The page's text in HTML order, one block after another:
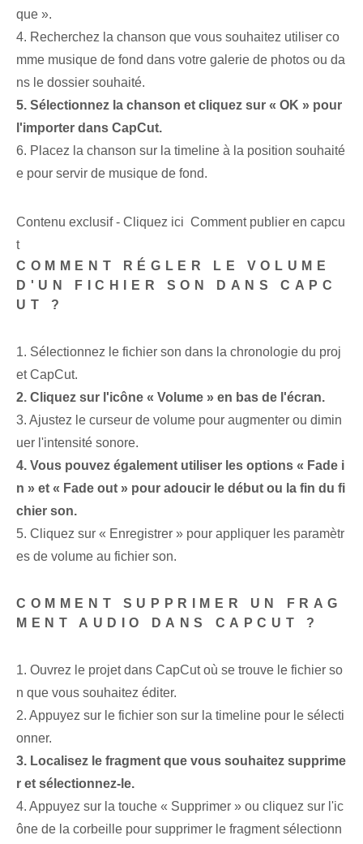
que ».
4. Recherchez la chanson que vous souhaitez utiliser co
mme musique de fond dans votre galerie de photos ou da
ns le dossier souhaité.
5. Sélectionnez la chanson et cliquez sur « OK » pour
l'importer dans CapCut.
6. Placez la chanson sur la timeline à la position souhaité
e pour servir de musique de fond.
Contenu exclusif - Cliquez ici Comment publier en capcu
t
COMMENT RÉGLER LE VOLUME
D'UN FICHIER SON DANS CAPC
UT ?
1. Sélectionnez le fichier son dans la chronologie du proj
et CapCut.
2. Cliquez sur l'icône « Volume » en bas de l'écran.
3. Ajustez le curseur de volume pour augmenter ou dimin
uer l'intensité sonore.
4. Vous pouvez également utiliser les options « Fade i
n » et « Fade out » pour adoucir le début ou la fin du fi
chier son.
5. Cliquez sur « Enregistrer » pour appliquer les paramètr
es de volume au fichier son.
COMMENT SUPPRIMER UN FRAG
MENT AUDIO DANS CAPCUT ?
1. Ouvrez le projet dans CapCut où se trouve le fichier so
n que vous souhaitez éditer.
2. Appuyez sur le fichier son sur la timeline pour le sélecti
onner.
3. Localisez le fragment que vous souhaitez supprime
r et sélectionnez-le.
4. Appuyez sur la touche « Supprimer » ou cliquez sur l'ic
ône de la corbeille pour supprimer le fragment sélectionn